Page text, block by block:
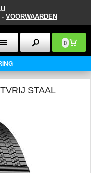
- VOORWAARDEN
0
STAAL